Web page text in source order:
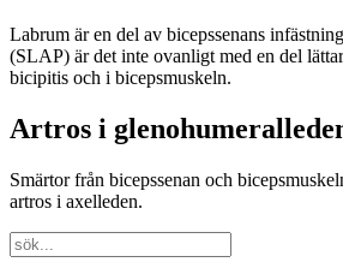
Labrum är en del av bicepssenans
(SLAP) är det inte ovanligt med en del
bicipitis och i bicepsmuskeln.
Artros i
Smärtor från bicepssenan och
artros i axelleden.